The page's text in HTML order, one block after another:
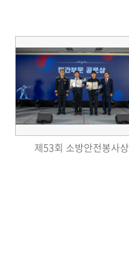
제53회 소방안전봉사상